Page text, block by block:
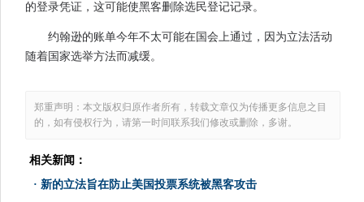
的登录凭证，这可能使黑客删除选民登记记录。
约翰逊的账单今年不太可能在国会上通过，因为立法活动
随着国家选举方法而减缓。
郑重声明：本文版权归原作者所有，转载文章仅为传播更多信息之目
的，如有侵权行为，请第一时间联系我们修改或删除，多谢。
相关新闻：
· 新的立法旨在防止美国投票系统被黑客攻击